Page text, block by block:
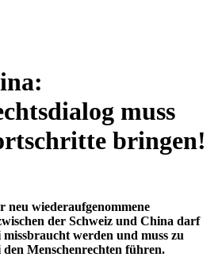
muss
bringen!
neu wiederaufgenommene
der Schweiz und China darf
werden und muss zu
Menschenrechten führen.